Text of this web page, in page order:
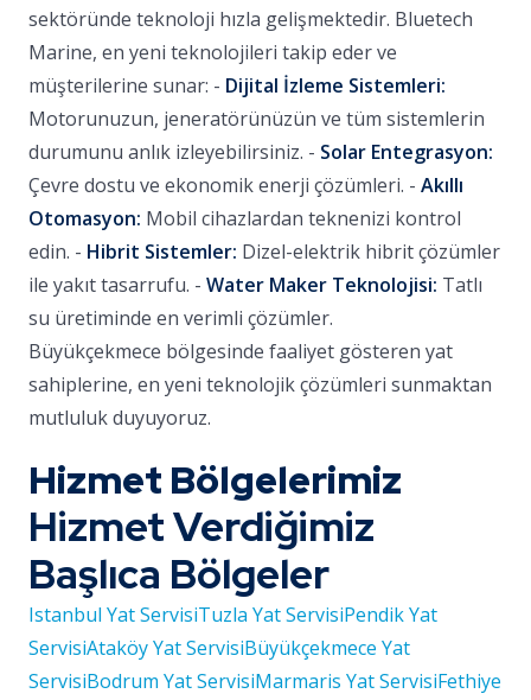
sektöründe teknoloji hızla gelişmektedir. Bluetech
Marine, en yeni teknolojileri takip eder ve
müşterilerine sunar: - Dijital İzleme Sistemleri:
Motorunuzun, jeneratörünüzün ve tüm sistemlerin
durumunu anlık izleyebilirsiniz. - Solar Entegrasyon:
Çevre dostu ve ekonomik enerji çözümleri. - Akıllı
Otomasyon: Mobil cihazlardan teknenizi kontrol
edin. - Hibrit Sistemler: Dizel-elektrik hibrit çözümler
ile yakıt tasarrufu. - Water Maker Teknolojisi: Tatlı
su üretiminde en verimli çözümler.
Büyükçekmece bölgesinde faaliyet gösteren yat
sahiplerine, en yeni teknolojik çözümleri sunmaktan
mutluluk duyuyoruz.
Hizmet Bölgelerimiz
Hizmet Verdiğimiz
Başlıca Bölgeler
Istanbul Yat ServisiTuzla Yat ServisiPendik Yat
ServisiAtaköy Yat ServisiBüyükçekmece Yat
ServisiBodrum Yat ServisiMarmaris Yat ServisiFethiye